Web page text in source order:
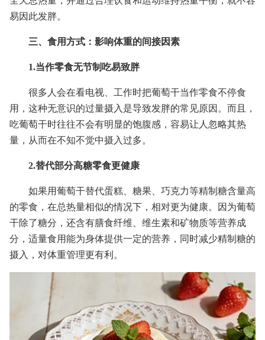
易因此发胖。
三、食用方式：影响体重的间接因素
1.当作零食无节制吃易致胖
很多人会在看电视、工作时把葡萄干当作零食不停食
用，这种无意识的过量摄入是导致发胖的常见原因。而且，
吃葡萄干时往往不会有明显的饱腹感，容易让人忽略其热
量，从而在不知不觉中摄入过多。
2.替代部分高糖零食更健康
如果用葡萄干替代蛋糕、糖果、巧克力等精制糖含量高
的零食，在总热量相似的情况下，相对更为健康。因为葡萄
干除了糖分，还含有膳食纤维、维生素和矿物质等营养成
分，适量食用能为身体提供一定的营养，同时减少精制糖的
摄入，对体重管理更有利。